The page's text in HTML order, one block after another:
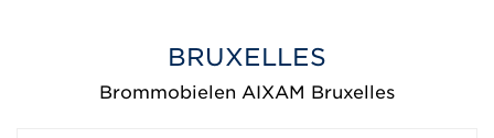
BRUXELLES
Brommobielen AIXAM Bruxelles